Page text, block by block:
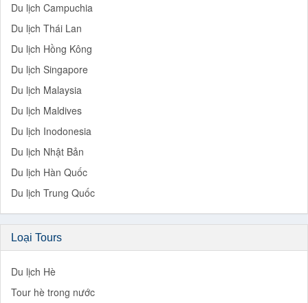
Du lịch Campuchia
Du lịch Thái Lan
Du lịch Hồng Kông
Du lịch Singapore
Du lịch Malaysia
Du lịch Maldives
Du lịch Inodonesia
Du lịch Nhật Bản
Du lịch Hàn Quốc
Du lịch Trung Quốc
Loại Tours
Du lịch Hè
Tour hè trong nước